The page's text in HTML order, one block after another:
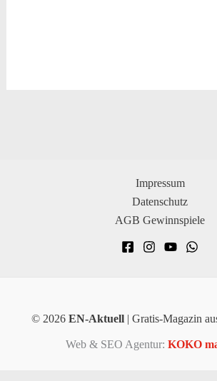
Impressum
Datenschutz
AGB Gewinnspiele
© 2026 EN-Aktuell | Gratis-Magazin
Web & SEO Agentur: KOKO